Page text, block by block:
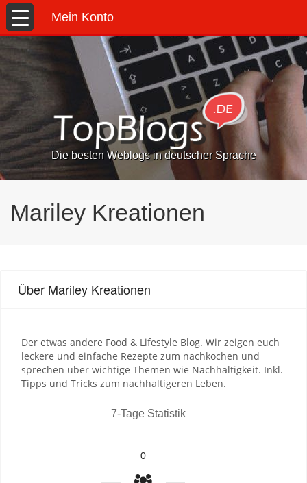
Mein Konto
Die besten Weblogs in deutscher Sprache
Mariley Kreationen
Über Mariley Kreationen
Der etwas andere Food & Lifestyle Blog. Wir zeigen euch
leckere und einfache Rezepte zum nachkochen und
sprechen über wichtige Themen wie Nachhaltigkeit. Inkl.
Tipps und Tricks zum nachhaltigeren Leben.
7-Tage Statistik
0